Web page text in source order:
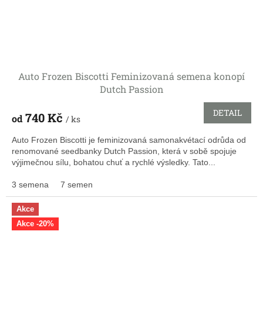
Auto Frozen Biscotti Feminizovaná semena konopí
Dutch Passion
od 740 Kč / ks
DETAIL
Auto Frozen Biscotti je feminizovaná samonakvétací odrůda od
renomované seedbanky Dutch Passion, která v sobě spojuje
výjimečnou sílu, bohatou chuť a rychlé výsledky. Tato...
3 semena 7 semen
Akce
Akce -20%